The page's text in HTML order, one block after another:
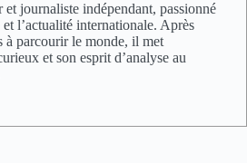
et journaliste indépendant, passionné
l’actualité internationale. Après
à parcourir le monde, il met
et son esprit d’analyse au